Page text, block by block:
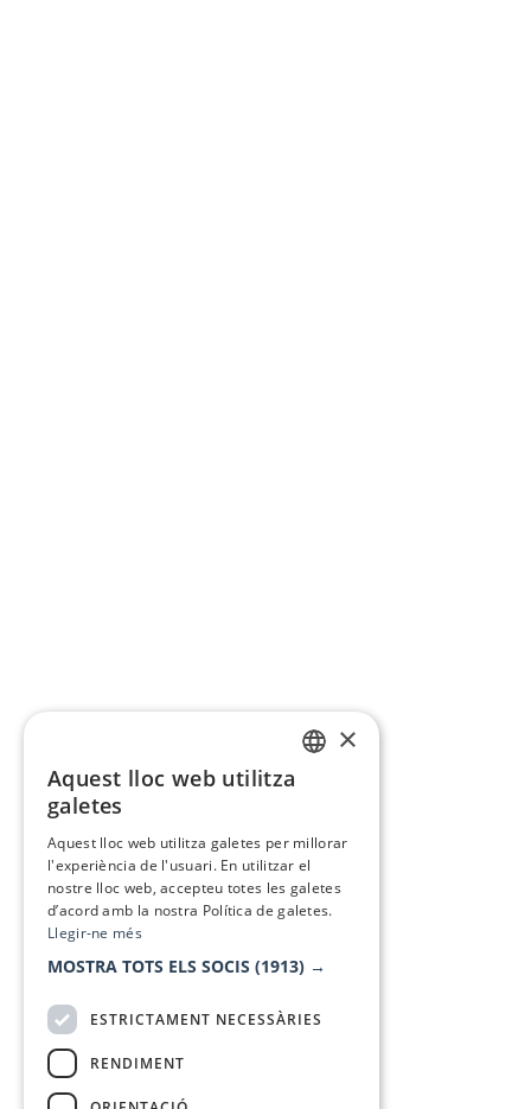
×
Aquest lloc web utilitza
galetes
Aquest lloc web utilitza galetes per millorar
l'experiència de l'usuari. En utilitzar el
nostre lloc web, accepteu totes les galetes
d’acord amb la nostra Política de galetes.
Llegir-ne més
MOSTRA TOTS ELS SOCIS (1913) →
ESTRICTAMENT NECESSÀRIES
RENDIMENT